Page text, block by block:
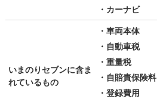
・カーナビ
いまのりセブンに含ま
れているもの
・車両本体
・自動車税
・重量税
・自賠責保険料
・登録費用